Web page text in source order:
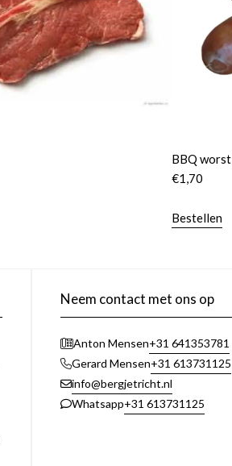
BBQ worst
€1,70
Bestellen
Neem contact met ons op
Anton Mensen+31 641353781
Gerard Mensen+31 613731125
info@bergjetricht.nl
Whatsapp+31 613731125